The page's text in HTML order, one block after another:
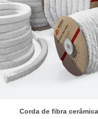
Corda de fibra cerâmica